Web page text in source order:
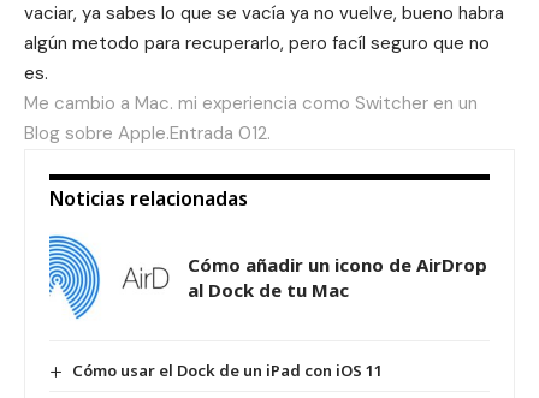
vaciar, ya sabes lo que se vacía ya no vuelve, bueno habra
algún metodo para recuperarlo, pero facíl seguro que no
es.
Me cambio a Mac. mi experiencia como Switcher en un
Blog sobre Apple.Entrada 012.
Noticias relacionadas
Cómo añadir un icono de AirDrop
al Dock de tu Mac
Cómo usar el Dock de un iPad con iOS 11